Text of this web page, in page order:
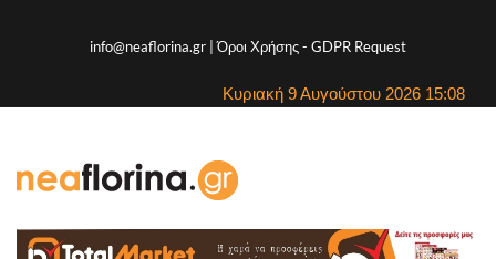
info@neaflorina.gr |Όροι Χρήσης- GDPR Request
Κυριακή 9 Αυγούστου 2026 15:08